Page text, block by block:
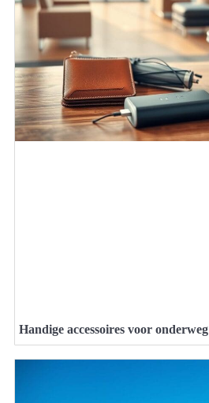
Handige accessoires voor onderweg